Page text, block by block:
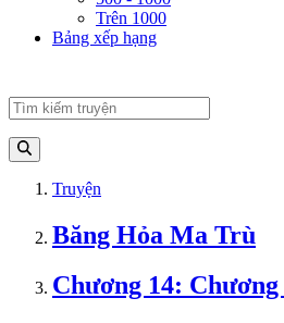
Trên 1000
Bảng xếp hạng
Truyện
Băng Hỏa Ma Trù
Chương 14: